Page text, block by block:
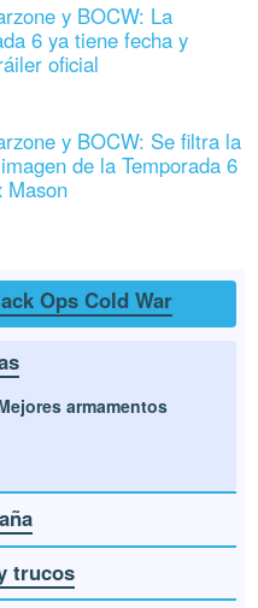
y BOCW: La
6 ya tiene fecha y
oficial
y BOCW: Se filtra la
de la Temporada 6
Mason
Ops Cold War
armamentos
trucos